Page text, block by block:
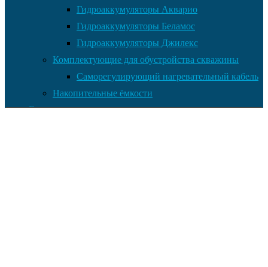
Гидроаккумуляторы Акварио
Гидроаккумуляторы Беламос
Гидроаккумуляторы Джилекс
Комплектующие для обустройства скважины
Саморегулирующий нагревательный кабель
Накопительные ёмкости
Главная